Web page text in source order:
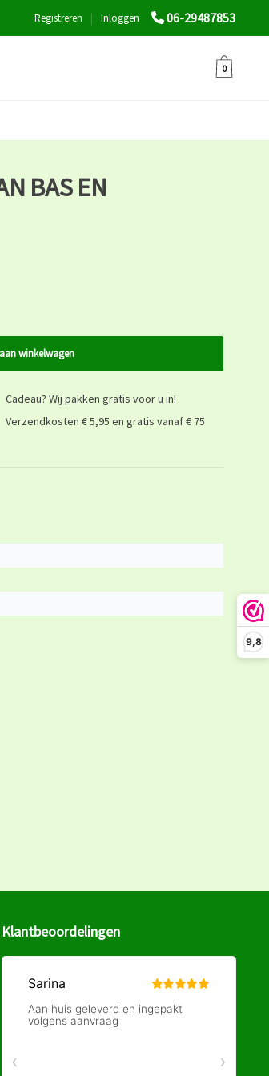
9,8
06-29487853
Inloggen
|
Registreren
0
BAS EN
winkelwagen
Cadeau? Wij pakken gratis voor u in!
Verzendkosten € 5,95 en gratis vanaf € 75
Klantbeoordelingen